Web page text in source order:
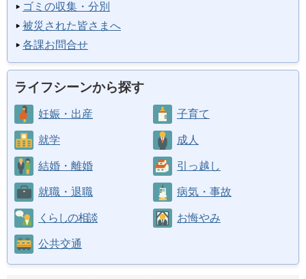
ゴミの収集・分別
被災された皆さまへ
各課お問合せ
ライフシーンから探す
妊娠・出産 子育て
就学 成人
結婚・離婚 引っ越し
就職・退職 病気・事故
くらしの相談 お悔やみ
公共交通